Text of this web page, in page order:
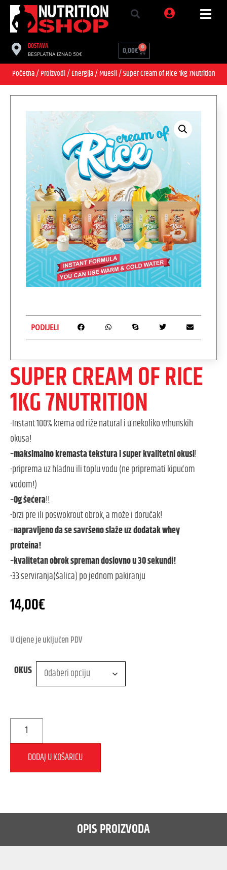
DOSTAVA
BESPLATNA IZNAD 50€ 0,00€ 0
Početna/Proizvodi/Energija/Muesli/ Super Cream of Rice 1kg 7Nutrition
SUPER CREAM OF RICE
1KG 7NUTRITION
-Instant 100% krema od riže natural i u nekoliko vrhunskih
okusa!
–maksimalno kremasta tekstura i super kvalitetni okusi!
-priprema uz hladnu ili toplu vodu (ne pripremati kipućom
vodom!)
–0g šećera!!
-brzi pre ili poswokrout obrok, a može i doručak!
–napravljeno da se savršeno slaže uz dodatak whey
proteina!
–kvalitetan obrok spreman doslovno u 30 sekundi!
-33 serviranja(šalica) po jednom pakiranju
14,00€
U cijene je uključen PDV
OKUS
DODAJ U KOŠARICU
PODIJELI
OPIS PROIZVODA